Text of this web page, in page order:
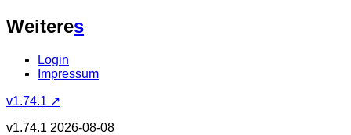
Weiteres
Login
Impressum
v1.74.1 ↗
v1.74.1 2026-08-08